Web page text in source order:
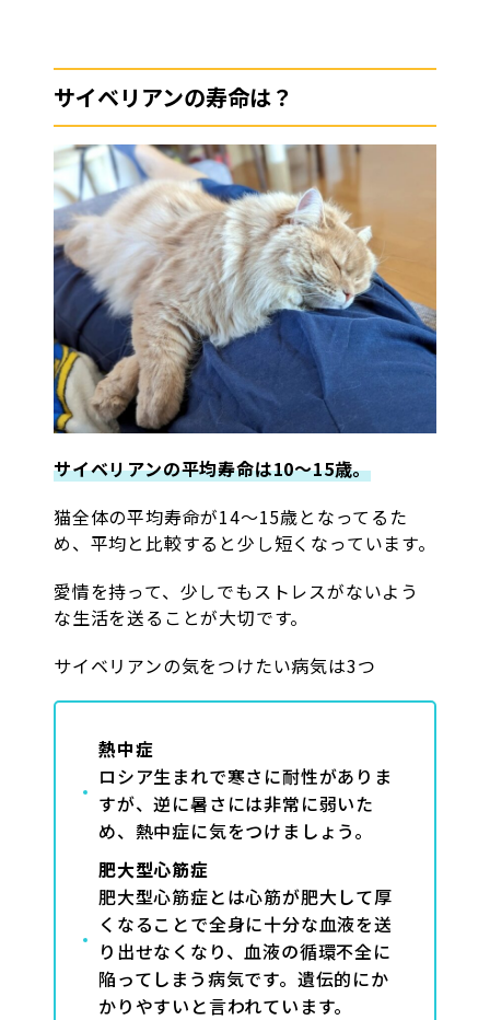
サイベリアンの寿命は？
サイベリアンの平均寿命は10〜15歳。
猫全体の平均寿命が14〜15歳となってるた
め、平均と比較すると少し短くなっています。
愛情を持って、少しでもストレスがないよう
な生活を送ることが大切です。
サイベリアンの気をつけたい病気は3つ
熱中症
ロシア生まれで寒さに耐性がありま
すが、逆に暑さには非常に弱いた
め、熱中症に気をつけましょう。
肥大型心筋症
肥大型心筋症とは心筋が肥大して厚
くなることで全身に十分な血液を送
り出せなくなり、血液の循環不全に
陥ってしまう病気です。遺伝的にか
かりやすいと言われています。